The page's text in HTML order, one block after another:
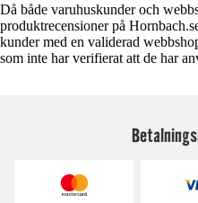
Då både varuhuskunder och
produktrecensioner på
kunder med en validerad
som inte har verifierat att de har